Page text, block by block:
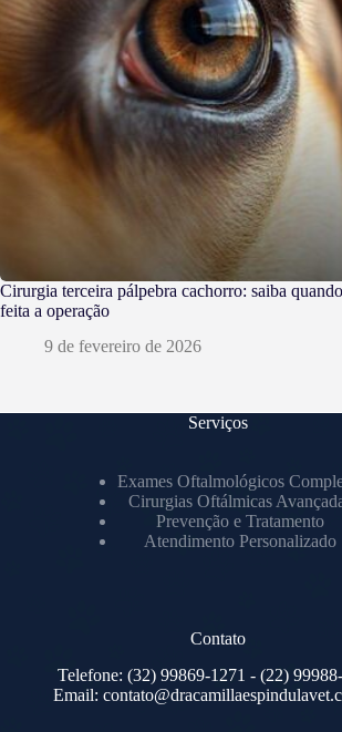
Cirurgia terceira pálpebra cachorro: saiba
feita a operação
9 de fevereiro de 2026
Serviços
Exames Oftalmológicos
Cirurgias Oftálmicas
Prevenção e Tratamento
Atendimento Personalizado
Contato
Telefone: (32) 99869-1271 - (22)
Email: